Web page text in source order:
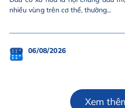
nhiều vùng trên cơ thể, thường...
06/08/2026
Xem